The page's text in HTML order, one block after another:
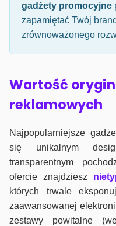
gadżety promocyjne
zapamiętać Twój
zrównoważonego
Wartość
reklamowych
Najpopularniejsze
się unikalnym
transparentnym
ofercie znajdziesz
których trwale
zaawansowanej
zestawy powitalne